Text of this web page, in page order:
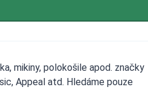
mikiny, polokošile apod. značky
Appeal atd. Hledáme pouze